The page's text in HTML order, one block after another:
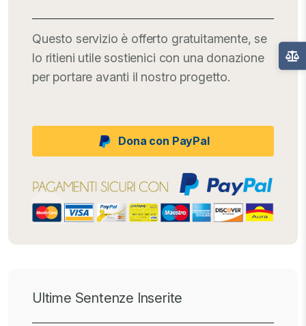
Questo servizio è offerto gratuitamente, se
lo ritieni utile sostienici con una donazione
per portare avanti il nostro progetto.
Dona con PayPal
Ultime Sentenze Inserite